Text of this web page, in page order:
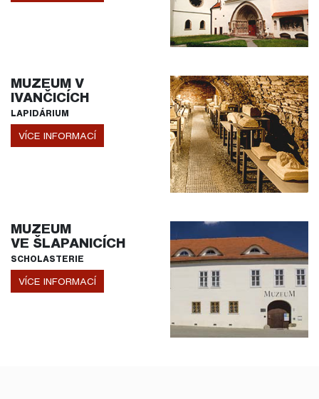
MUZEUM V
IVANČICÍCH
LAPIDÁRIUM
VÍCE INFORMACÍ
MUZEUM
VE ŠLAPANICÍCH
SCHOLASTERIE
VÍCE INFORMACÍ